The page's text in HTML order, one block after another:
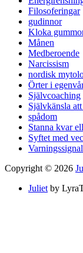
Filosoferingar
gudinnor
Kloka
Månen
Medberoende
Narcissism
nordisk
Örter i
Självcoaching
Självkänsla
spådom
Stanna kvar
Syftet med
Copyright © 2026
Juliet by